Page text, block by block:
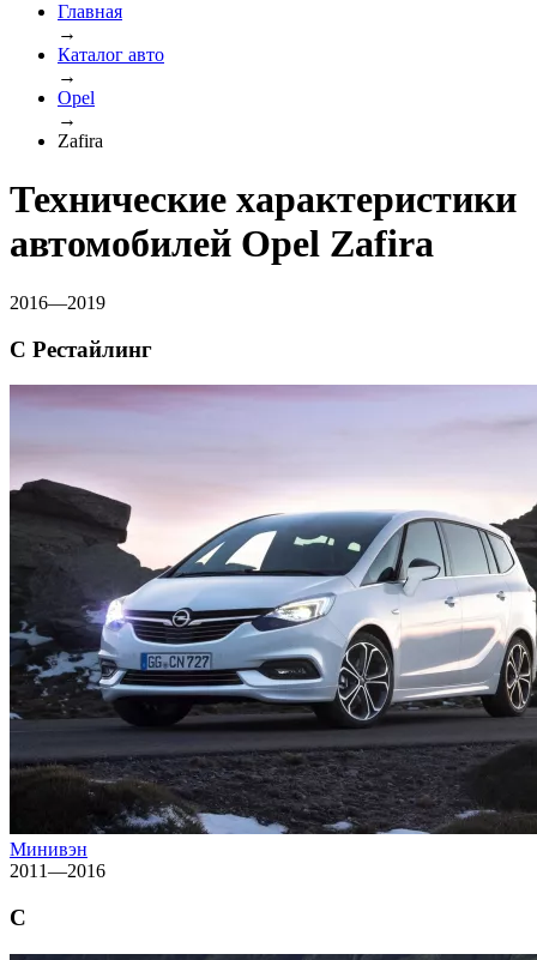
Главная
→
Каталог авто
→
Opel
→
Zafira
Технические характеристики
автомобилей Opel Zafira
2016—2019
C Рестайлинг
Минивэн
2011—2016
C